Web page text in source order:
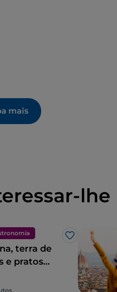
mais
lhe
Gosto
terra de
e pratos